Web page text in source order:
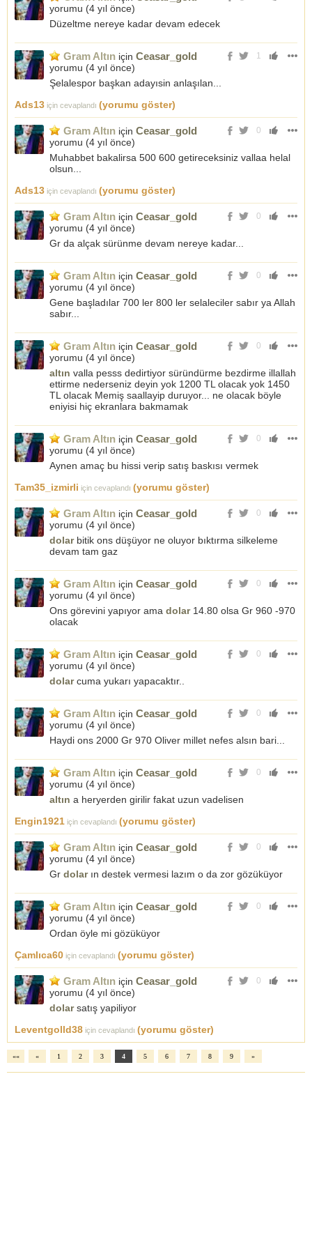
yorumu (4 yıl önce)
Düzeltme nereye kadar devam edecek
1
Gram Altın için Ceasar_gold
yorumu (4 yıl önce)
Şelalespor başkan adayısin anlaşılan...
Ads13 için cevaplandı (yorumu göster)
0
Gram Altın için Ceasar_gold
yorumu (4 yıl önce)
Muhabbet bakalirsa 500 600 getireceksiniz vallaa helal
olsun...
Ads13 için cevaplandı (yorumu göster)
0
Gram Altın için Ceasar_gold
yorumu (4 yıl önce)
Gr da alçak sürünme devam nereye kadar...
0
Gram Altın için Ceasar_gold
yorumu (4 yıl önce)
Gene başladılar 700 ler 800 ler selaleciler sabır ya Allah
sabır...
0
Gram Altın için Ceasar_gold
yorumu (4 yıl önce)
altın valla pesss dedirtiyor süründürme bezdirme illallah
ettirme nederseniz deyin yok 1200 TL olacak yok 1450
TL olacak Memiş saallayip duruyor... ne olacak böyle
eniyisi hiç ekranlara bakmamak
0
Gram Altın için Ceasar_gold
yorumu (4 yıl önce)
Aynen amaç bu hissi verip satış baskısı vermek
Tam35_izmirli için cevaplandı (yorumu göster)
0
Gram Altın için Ceasar_gold
yorumu (4 yıl önce)
dolarbitik ons düşüyor ne oluyor bıktırma silkeleme
devam tam gaz
0
Gram Altın için Ceasar_gold
yorumu (4 yıl önce)
Ons görevini yapıyor ama dolar14.80 olsa Gr 960 -970
olacak
0
Gram Altın için Ceasar_gold
yorumu (4 yıl önce)
dolarcuma yukarı yapacaktır..
0
Gram Altın için Ceasar_gold
yorumu (4 yıl önce)
Haydi ons 2000 Gr 970 Oliver millet nefes alsın bari...
0
Gram Altın için Ceasar_gold
yorumu (4 yıl önce)
altın a heryerden girilir fakat uzun vadelisen
Engin1921 için cevaplandı (yorumu göster)
0
Gram Altın için Ceasar_gold
yorumu (4 yıl önce)
Gr doların destek vermesi lazım o da zor gözüküyor
0
Gram Altın için Ceasar_gold
yorumu (4 yıl önce)
Ordan öyle mi gözüküyor
Çamlıca60 için cevaplandı (yorumu göster)
0
Gram Altın için Ceasar_gold
yorumu (4 yıl önce)
dolarsatış yapiliyor
Leventgolld38 için cevaplandı (yorumu göster)
«« « 1 2 3 4 5 6 7 8 9 »